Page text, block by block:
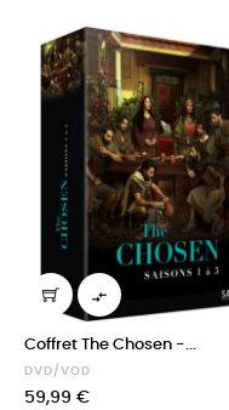

Coffret The Chosen -...
DVD/VOD
Prix
59,99 €